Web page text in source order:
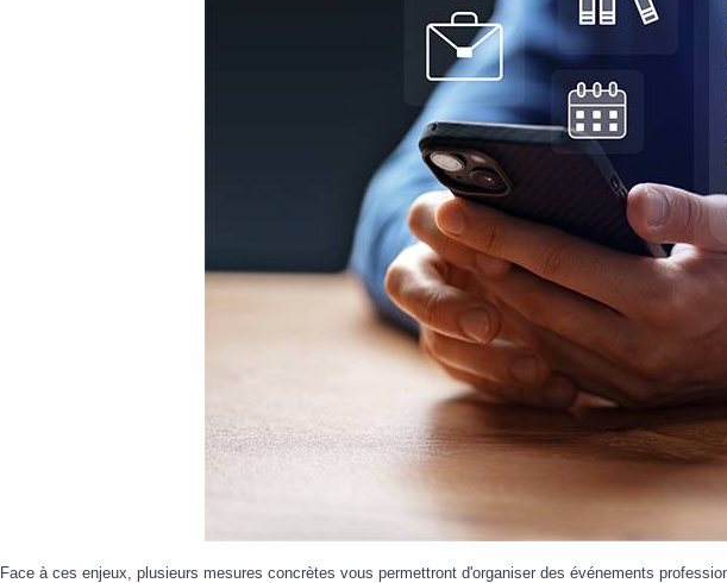
Face à ces enjeux, plusieurs mesures concrètes vous permettront d'organiser des événements